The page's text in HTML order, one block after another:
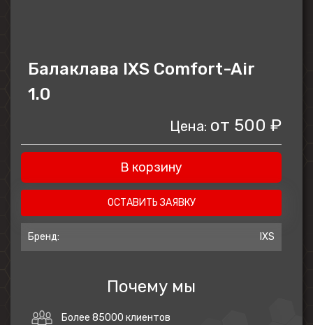
Балаклава IXS Comfort-Air
1.0
Цена: от 500 ₽
В корзину
ОСТАВИТЬ ЗАЯВКУ
Бренд: IXS
Почему мы
Более 85000 клиентов